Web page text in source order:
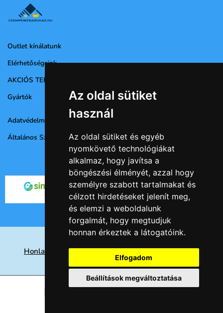
Az oldal sütiket
használ
Az oldal sütiket és egyéb
nyomkövető technológiákat
alkalmaz, hogy javítsa a
böngészési élményét, azzal hogy
személyre szabott tartalmakat és
célzott hirdetéseket jelenít meg,
és elemzi a weboldalunk
forgalmát, hogy megtudjuk
honnan érkeztek a látogatóink.
Elfogadom
Beállítások megváltoztatása
Outlet kínálatunk
Elérhetőségeink
AKCIÓS TERMÉKEK
Gyártók
Adatvédelmi nyilatkozat
Általános Szerződési Feltételek
Honlap készités Nyíregyházán, keresőoptimalizálás
eredményesen
© 2026 -Csempe webáruház